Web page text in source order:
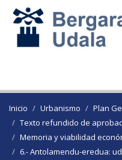
Inicio Urbanismo
Plan
Texto refundido de
Memoria y viabilidad
6.- Antolamendu-eredua: